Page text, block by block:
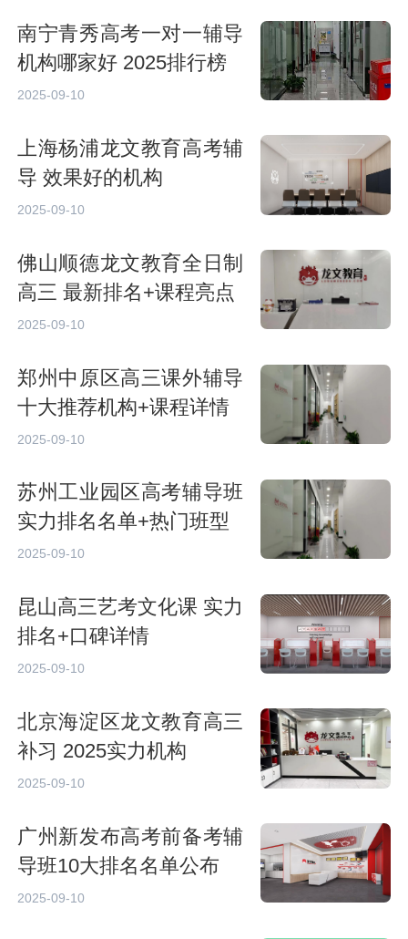
南宁青秀高考一对一辅导
机构哪家好 2025排行榜
2025-09-10
上海杨浦龙文教育高考辅
导 效果好的机构
2025-09-10
佛山顺德龙文教育全日制
高三 最新排名+课程亮点
2025-09-10
郑州中原区高三课外辅导
十大推荐机构+课程详情
2025-09-10
苏州工业园区高考辅导班
实力排名名单+热门班型
2025-09-10
昆山高三艺考文化课 实力
排名+口碑详情
2025-09-10
北京海淀区龙文教育高三
补习 2025实力机构
2025-09-10
广州新发布高考前备考辅
导班10大排名名单公布
2025-09-10